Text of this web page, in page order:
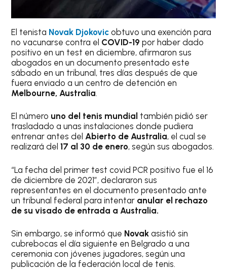
El tenista Novak Djokovic obtuvo una exención para
no vacunarse contra el COVID-19 por haber dado
positivo en un test en diciembre, afirmaron sus
abogados en un documento presentado este
sábado en un tribunal, tres días después de que
fuera enviado a un centro de detención en
Melbourne, Australia.
El número uno del tenis mundial también pidió ser
trasladado a unas instalaciones donde pudiera
entrenar antes delAbierto de Australia, el cual se
realizará del17 al 30 de enero, según sus abogados.
“La fecha del primer test covid PCR positivo fue el 16
de diciembre de 2021”, declararon sus
representantes en el documento presentado ante
un tribunal federal para intentar anular el rechazo
de su visado de entrada a Australia.
Sin embargo, se informó que Novak asistió sin
cubrebocas el día siguiente en Belgrado a una
ceremonia con jóvenes jugadores, según una
publicación de la federación local de tenis.